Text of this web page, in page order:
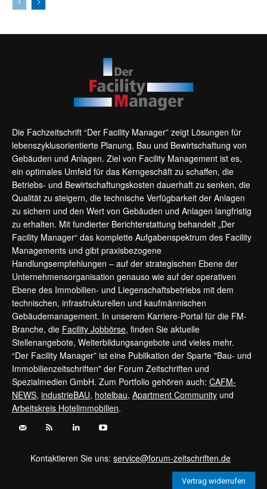
Die Fachzeitschrift “Der Facility Manager” zeigt Lösungen für
lebenszyklusorientierte Planung, Bau und Bewirtschaftung von
Gebäuden und Anlagen. Ziel von Facility Management ist es,
ein optimales Umfeld für das Kerngeschäft zu schaffen, die
Betriebs- und Bewirtschaftungskosten dauerhaft zu senken, die
Qualität zu steigern, die technische Verfügbarkeit der Anlagen
zu sichern und den Wert von Gebäuden und Anlagen langfristig
zu erhalten. Mit fundierter Berichterstattung behandelt „Der
Facility Manager“ das komplette Aufgabenspektrum des Facility
Managements und gibt praxisbezogene
Handlungsempfehlungen – auf der strategischen Ebene der
Unternehmensorganisation genauso wie auf der operativen
Ebene des Immobilien- und Liegenschaftsbetriebs mit dem
technischen, infrastrukturellen und kaufmännischen
Gebäudemanagement. In unserem Karriere-Portal für die FM-
Branche, die Facility Jobbörse, finden Sie aktuelle
Stellenangebote, Weiterbildungsangebote und vieles mehr.
“Der Facility Manager” ist eine Publikation der Sparte "Bau- und
Immobilienzeitschriften" der Forum Zeitschriften und
Spezialmedien GmbH. Zum Portfolio gehören auch: CAFM-
NEWS, industrieBAU, hotelbau, Apartment Community und
Arbeitskreis Hotelimmobilien.
Kontaktieren Sie uns:service@forum-zeitschriften.de
Vertrag widerrufen